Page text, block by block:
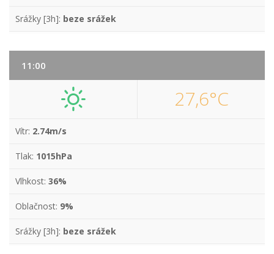
Srážky [3h]: beze srážek
11:00
27,6°C
Vítr: 2.74m/s
Tlak: 1015hPa
Vlhkost: 36%
Oblačnost: 9%
Srážky [3h]: beze srážek